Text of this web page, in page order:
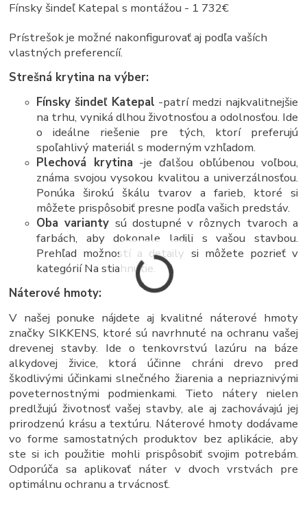
Fínsky šindeľ Katepal s montážou - 1 732€
Prístrešok je možné nakonfigurovať aj podľa vaších
vlastných preferencíí.
Strešná krytina na výber:
Fínsky šindeľ Katepal -patrí medzi najkvalitnejšie
na trhu, vyniká dlhou životnosťou a odolnosťou. Ide
o ideálne riešenie pre tých, ktorí preferujú
spoľahlivý materiál s moderným vzhľadom.
Plechová krytina -je ďalšou obľúbenou voľbou,
známa svojou vysokou kvalitou a univerzálnosťou.
Ponúka širokú škálu tvarov a farieb, ktoré si
môžete prispôsobiť presne podľa vašich predstáv.
Oba varianty sú dostupné v rôznych tvaroch a
farbách, aby dokonale ladili s vašou stavbou.
Prehľad možností a detaily si môžete pozrieť v
kategórií Na stiahnutie.
Náterové hmoty:
V našej ponuke nájdete aj kvalitné náterové hmoty
značky SIKKENS, ktoré sú navrhnuté na ochranu vašej
drevenej stavby. Ide o tenkovrstvú lazúru na báze
alkydovej živice, ktorá účinne chráni drevo pred
škodlivými účinkami slnečného žiarenia a nepriaznivými
poveternostnými podmienkami. Tieto nátery nielen
predlžujú životnosť vašej stavby, ale aj zachovávajú jej
prirodzenú krásu a textúru. Náterové hmoty dodávame
vo forme samostatných produktov bez aplikácie, aby
ste si ich použitie mohli prispôsobiť svojim potrebám.
Odporúča sa aplikovať náter v dvoch vrstvách pre
optimálnu ochranu a trvácnosť.